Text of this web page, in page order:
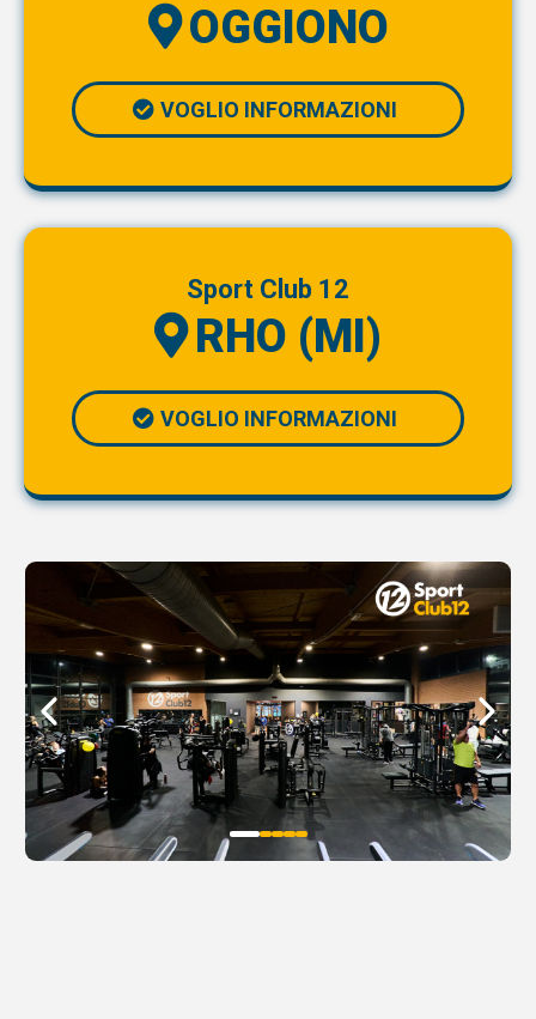
OGGIONO
VOGLIO INFORMAZIONI
Sport Club 12
RHO (MI)
VOGLIO INFORMAZIONI